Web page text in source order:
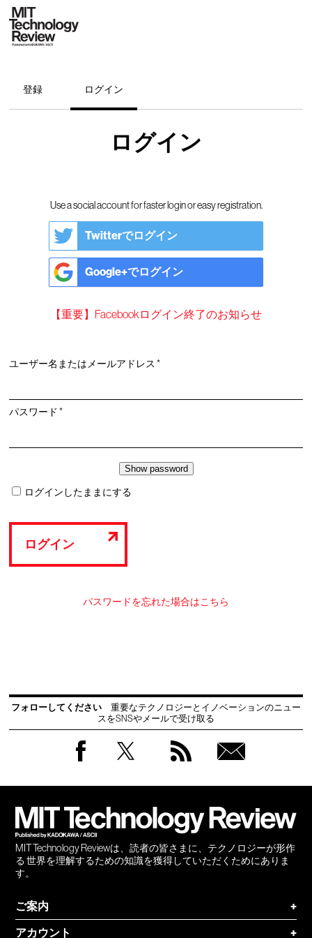
登録 ログイン
ログイン
Use a social account for faster login or easy registration.
Twitterでログイン
Google+でログイン
【重要】Facebookログイン終了のお知らせ
ユーザー名またはメールアドレス*必
パスワード*必
ログインしたままにする
ログイン
パスワードを忘れた場合はこちら
フォローしてください
重要なテクノロジーとイノベーションのニュー
スをSNSやメールで受け取る
MIT Technology Reviewは、読者の皆さまに、テクノロジーが形作
る 世界を理解するための知識を獲得していただくためにありま
す。
ご案内
+
アカウント
+